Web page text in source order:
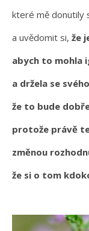
které mě donutily
a uvědomit si, že
abych to mohla
a držela se
že to bude
protože právě
změnou
že si o tom